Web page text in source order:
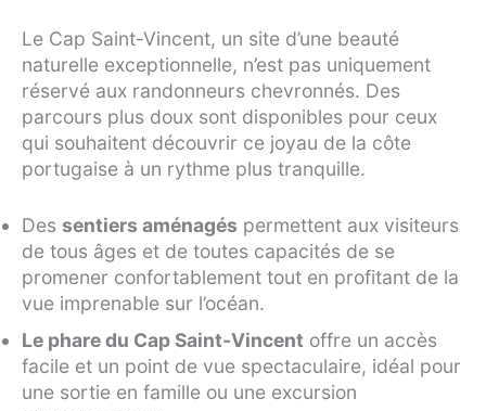
Le Cap Saint-Vincent, un site d’une beauté
naturelle exceptionnelle, n’est pas uniquement
réservé aux randonneurs chevronnés. Des
parcours plus doux sont disponibles pour ceux
qui souhaitent découvrir ce joyau de la côte
portugaise à un rythme plus tranquille.
Des sentiers aménagés permettent aux visiteurs
de tous âges et de toutes capacités de se
promener confortablement tout en profitant de la
vue imprenable sur l’océan.
Le phare du Cap Saint-Vincent offre un accès
facile et un point de vue spectaculaire, idéal pour
une sortie en famille ou une excursion